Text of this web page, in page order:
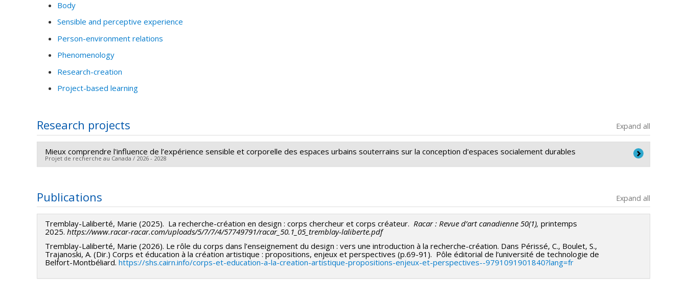
Body
Sensible and perceptive experience
Person-environment relations
Phenomenology
Research-creation
Project-based learning
Research projects Expand all
Mieux comprendre l'influence de l’expérience sensible et corporelle des espaces urbains souterrains sur la conception d'espaces socialement durables
Projet de recherche au Canada / 2026 - 2028
Funding sources:
Grant programs:PVX20020-Subvention institutionnelle du CRSH - Subventions d'exploration
Publications Expand all
Tremblay-Laliberté, Marie (2025). La recherche-création en design : corps chercheur et corps créateur. Racar : Revue d’art canadienne 50(1), printemps
2025. https://www.racar-racar.com/uploads/5/7/7/4/57749791/racar_50.1_05_tremblay-laliberte.pdf
Tremblay-Laliberté, Marie (2026). Le rôle du corps dans l’enseignement du design : vers une introduction à la recherche-création. Dans Périssé, C., Boulet, S.,
Trajanoski, A. (Dir.) Corps et éducation à la création artistique : propositions, enjeux et perspectives​ (p.69-91). Pôle éditorial de l’université de technologie de
Belfort-Montbéliard. https://shs.cairn.info/corps-et-education-a-la-creation-artistique-propositions-enjeux-et-perspectives--9791091901840?lang=fr